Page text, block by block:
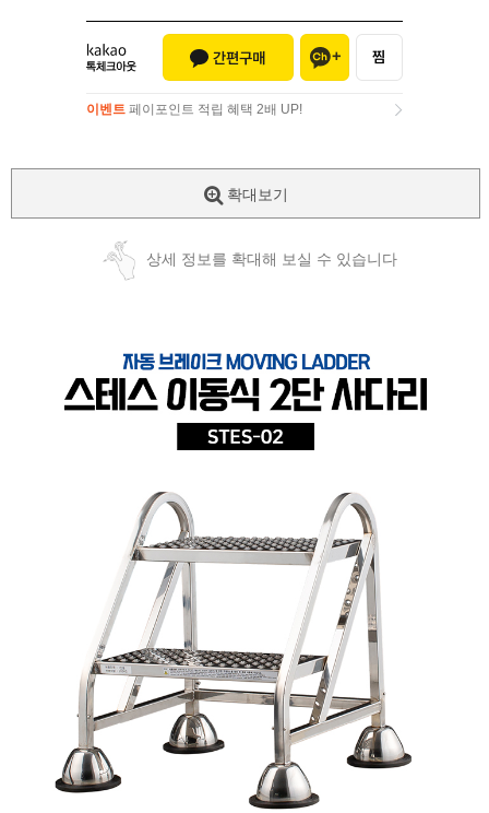
이벤트 페이포인트 적립 혜택 2배 UP!
확대보기
상세 정보를 확대해 보실 수 있습니다